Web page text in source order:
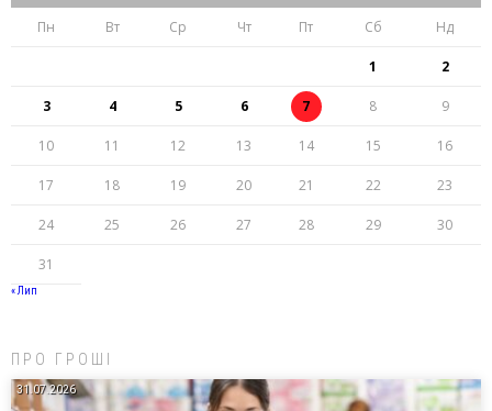
Пн Вт Ср Чт Пт Сб Нд
1 2
3 4 5 6 7 8 9
10 11 12 13 14 15 16
17 18 19 20 21 22 23
24 25 26 27 28 29 30
31
« Лип
ПРО ГРОШІ
31.07.2026